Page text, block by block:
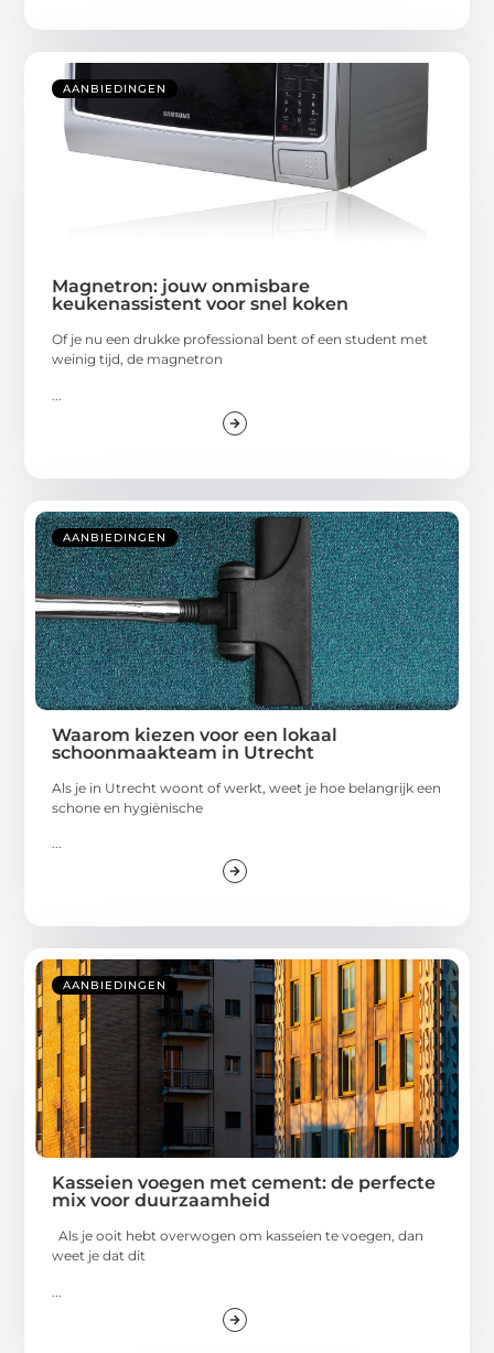
AANBIEDINGEN
Magnetron: jouw onmisbare
keukenassistent voor snel koken
Of je nu een drukke professional bent of een student met
weinig tijd, de magnetron
AANBIEDINGEN
Waarom kiezen voor een lokaal
schoonmaakteam in Utrecht
Als je in Utrecht woont of werkt, weet je hoe belangrijk een
schone en hygiënische
...
AANBIEDINGEN
Kasseien voegen met cement: de perfecte
mix voor duurzaamheid
Als je ooit hebt overwogen om kasseien te voegen, dan
weet je dat dit